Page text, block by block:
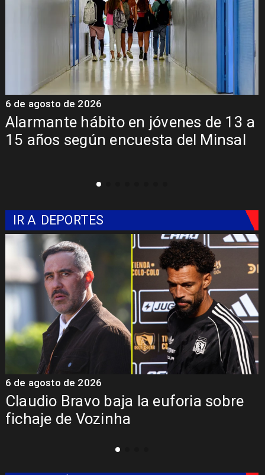
Alarmante hábito en jóvenes de 13 a
15 años según encuesta del Minsal
6 de agosto de 2026
IR A DEPORTES
Claudio Bravo baja la euforia sobre
fichaje de Vozinha
6 de agosto de 2026